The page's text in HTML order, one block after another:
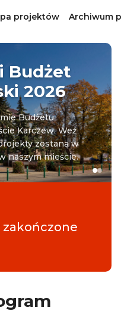
projektów Archiwum
Budżet
2026
Budżetu
Karczew. Weź
zostaną w
naszym mieście.